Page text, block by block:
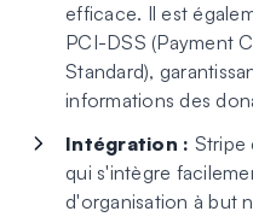
efficace. Il est
PCI-DSS (Payment
Standard),
informations des
Intégration : Stripe
qui s'intègre
d'organisation à but